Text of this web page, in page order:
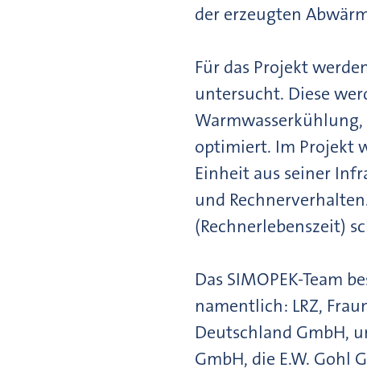
der erzeugten
Für das Projekt
untersucht. Diese
optimiert. Im Projekt
Einheit aus seiner
und
(Rechnerlebenszeit)
Das SIMOPEK-Team
namentlich: LRZ,
Deutschland GmbH,
GmbH, die E.W. Gohl